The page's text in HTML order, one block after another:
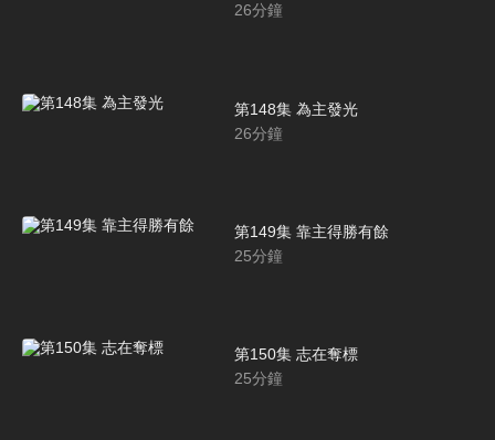
26分鐘
第148集 為主發光
26分鐘
第149集 靠主得勝有餘
25分鐘
第150集 志在奪標
25分鐘